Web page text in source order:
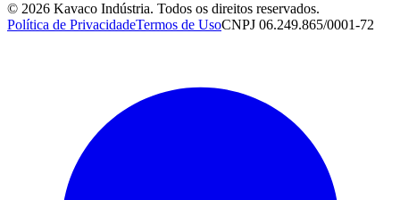
© 2026 Kavaco Indústria. Todos os direitos reservados.
Política de PrivacidadeTermos de UsoCNPJ 06.249.865/0001-72